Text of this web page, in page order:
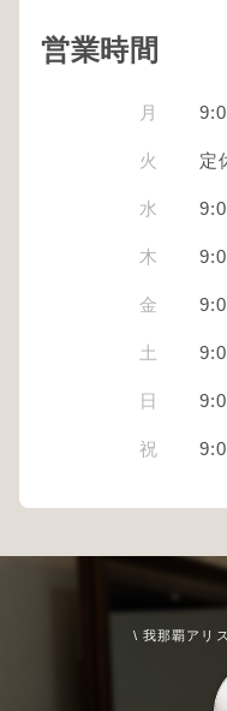
営業時間
月
火 定
水
木
金
土
日
祝
\ 我那覇アリ